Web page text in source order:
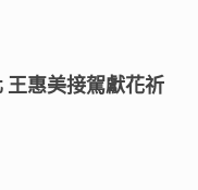
王惠美接駕獻花祈